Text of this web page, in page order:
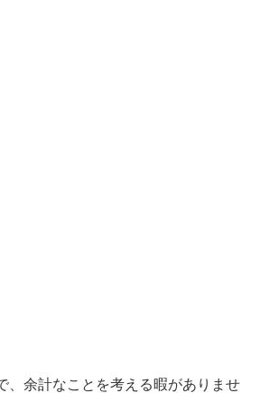
、余計なことを考える暇がありませ